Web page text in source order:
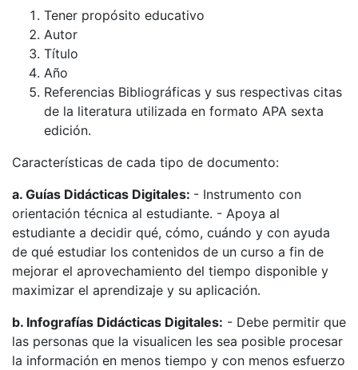
Tener propósito educativo
Autor
Título
Año
Referencias Bibliográficas y sus respectivas citas
de la literatura utilizada en formato APA sexta
edición.
Características de cada tipo de documento:
a. Guías Didácticas Digitales: - Instrumento con
orientación técnica al estudiante. - Apoya al
estudiante a decidir qué, cómo, cuándo y con ayuda
de qué estudiar los contenidos de un curso a fin de
mejorar el aprovechamiento del tiempo disponible y
maximizar el aprendizaje y su aplicación.
b. Infografías Didácticas Digitales: - Debe permitir que
las personas que la visualicen les sea posible procesar
la información en menos tiempo y con menos esfuerzo